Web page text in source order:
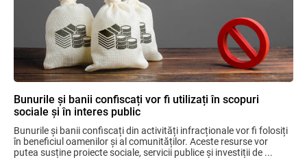
Консультации № 07/2026, комментарии
на полях
06.08.2026 Ciobanu Veaceslav
Plafonul operațiunilor valutare de capital
06.08.2026
MIA Plăți Instant: Soluția inovativă pentru
Bunurile și banii confiscați vor fi utilizați în scopuri
sociale și în interes public
Bunurile și banii confiscați din activități infracționale vor fi folosiți
în beneficiul oamenilor și al comunităților. Aceste resurse vor
putea susține proiecte sociale, servicii publice și investiții de ...